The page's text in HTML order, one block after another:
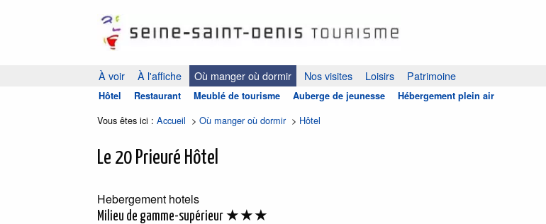
À voir À l'affiche Où manger où dormir Nos visites Loisirs Patrimoine
Hôtel Restaurant Meublé de tourisme Auberge de jeunesse Hébergement plein air
Vous êtes ici : Accueil > Où manger où dormir> Hôtel
Le 20 Prieuré Hôtel
Hebergement hotels
Milieu de gamme-supérieur ★★★